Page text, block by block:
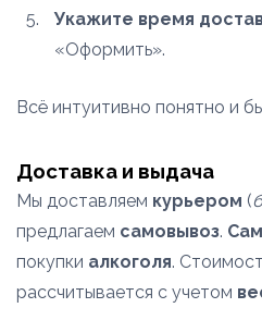
Укажите время
«Оформить».
Всё интуитивно понятно и
Доставка и выдача
Мы доставляем курьером (
предлагаем самовывоз.
покупки алкоголя.
рассчитывается с учетом